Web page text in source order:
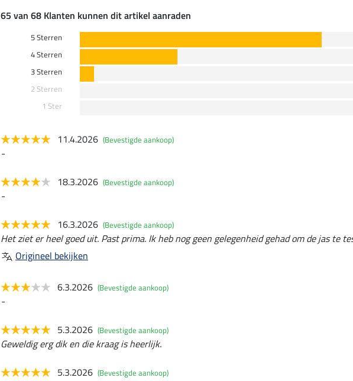
65 van 68 Klanten kunnen dit artikel aanraden
5 Sterren
4 Sterren
3 Sterren
2 Sterren
1 Ster
11.4.2026 (Bevestigde aankoop)
-
18.3.2026 (Bevestigde aankoop)
-
16.3.2026 (Bevestigde aankoop)
Het ziet er heel goed uit. Past prima. Ik heb nog geen gelegenheid gehad om de jas te
Origineel bekijken
6.3.2026 (Bevestigde aankoop)
-
5.3.2026 (Bevestigde aankoop)
Geweldig erg dik en die kraag is heerlijk.
5.3.2026 (Bevestigde aankoop)